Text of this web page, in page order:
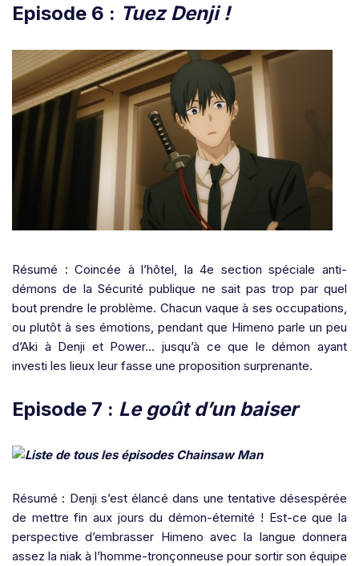
Episode 6 : Tuez Denji !
Résumé : Coincée à l’hôtel, la 4e section spéciale anti-
démons de la Sécurité publique ne sait pas trop par quel
bout prendre le problème. Chacun vaque à ses occupations,
ou plutôt à ses émotions, pendant que Himeno parle un peu
d’Aki à Denji et Power… jusqu’à ce que le démon ayant
investi les lieux leur fasse une proposition surprenante.
Episode 7 : Le goût d’un baiser
Résumé : Denji s’est élancé dans une tentative désespérée
de mettre fin aux jours du démon-éternité ! Est-ce que la
perspective d’embrasser Himeno avec la langue donnera
assez la niak à l’homme-tronçonneuse pour sortir son équipe